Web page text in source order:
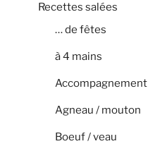
Recettes salées
… de fêtes
à 4 mains
Accompagnement
Agneau / mouton
Boeuf / veau